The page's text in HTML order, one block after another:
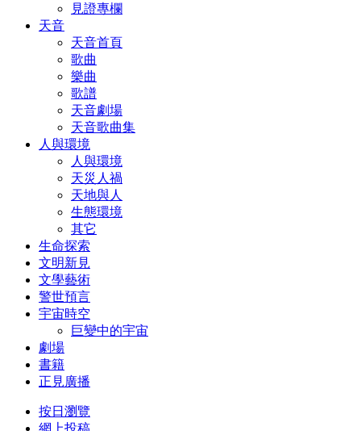
見證專欄
天音
天音首頁
歌曲
樂曲
歌譜
天音劇場
天音歌曲集
人與環境
人與環境
天災人禍
天地與人
生態環境
其它
生命探索
文明新見
文學藝術
警世預言
宇宙時空
巨變中的宇宙
劇場
書籍
正見廣播
按日瀏覽
網上投稿